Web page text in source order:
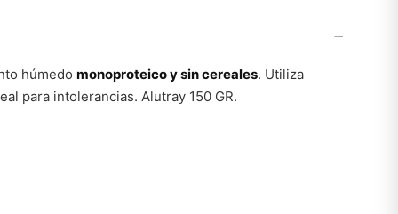
−
húmedomonoproteico y sin cereales. Utiliza
para intolerancias. Alutray 150 GR.